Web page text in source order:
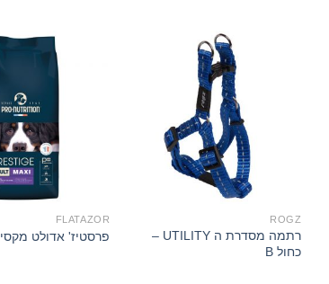
ROGZ
רתמה מסדרת ה UTILITY –
כחול B
FLATAZOR
פרסטיז' אדולט מקסי 14 ק"ג